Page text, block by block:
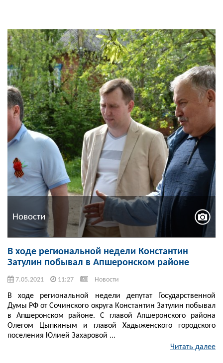
Новости
В ходе региональной недели Константин
Затулин побывал в Апшеронском районе
7.05.2021 11:27 Новости
В ходе региональной недели депутат Государственной
Думы РФ от Сочинского округа Константин Затулин побывал
в Апшеронском районе. С главой Апшеронского района
Олегом Цыпкиным и главой Хадыженского городского
поселения Юлией Захаровой ...
Читать далее